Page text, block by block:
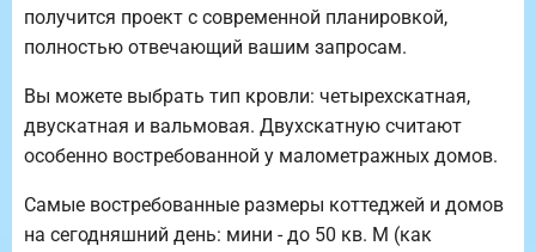
получится проект с современной планировкой,
полностью отвечающий вашим запросам.
Вы можете выбрать тип кровли: четырехскатная,
двускатная и вальмовая. Двухскатную считают
особенно востребованной у малометражных домов.
Самые востребованные размеры коттеджей и домов
на сегодняшний день: мини - до 50 кв. М (как